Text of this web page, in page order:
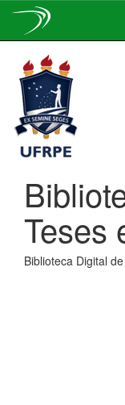
navigation
Teses
Biblioteca Digital